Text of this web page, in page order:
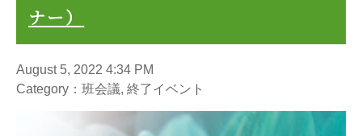
ナー）
August 5, 2022 4:34 PM
Category：班会議, 終了イベント